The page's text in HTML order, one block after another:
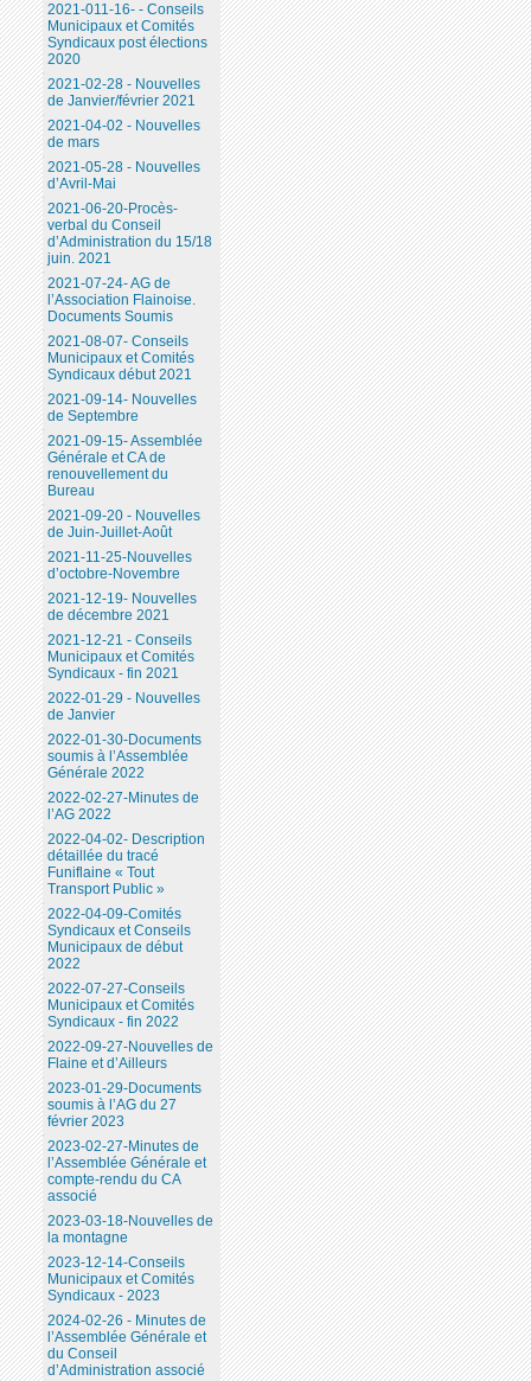
2021-011-16- - Conseils
Municipaux et Comités
Syndicaux post élections
2020
2021-02-28 - Nouvelles
de Janvier/février 2021
2021-04-02 - Nouvelles
de mars
2021-05-28 - Nouvelles
d’Avril-Mai
2021-06-20-Procès-
verbal du Conseil
d’Administration du 15/18
juin. 2021
2021-07-24- AG de
l’Association Flainoise.
Documents Soumis
2021-08-07- Conseils
Municipaux et Comités
Syndicaux début 2021
2021-09-14- Nouvelles
de Septembre
2021-09-15- Assemblée
Générale et CA de
renouvellement du
Bureau
2021-09-20 - Nouvelles
de Juin-Juillet-Août
2021-11-25-Nouvelles
d’octobre-Novembre
2021-12-19- Nouvelles
de décembre 2021
2021-12-21 - Conseils
Municipaux et Comités
Syndicaux - fin 2021
2022-01-29 - Nouvelles
de Janvier
2022-01-30-Documents
soumis à l’Assemblée
Générale 2022
2022-02-27-Minutes de
l’AG 2022
2022-04-02- Description
détaillée du tracé
Funiflaine « Tout
Transport Public »
2022-04-09-Comités
Syndicaux et Conseils
Municipaux de début
2022
2022-07-27-Conseils
Municipaux et Comités
Syndicaux - fin 2022
2022-09-27-Nouvelles de
Flaine et d’Ailleurs
2023-01-29-Documents
soumis à l’AG du 27
février 2023
2023-02-27-Minutes de
l’Assemblée Générale et
compte-rendu du CA
associé
2023-03-18-Nouvelles de
la montagne
2023-12-14-Conseils
Municipaux et Comités
Syndicaux - 2023
2024-02-26 - Minutes de
l’Assemblée Générale et
du Conseil
d’Administration associé